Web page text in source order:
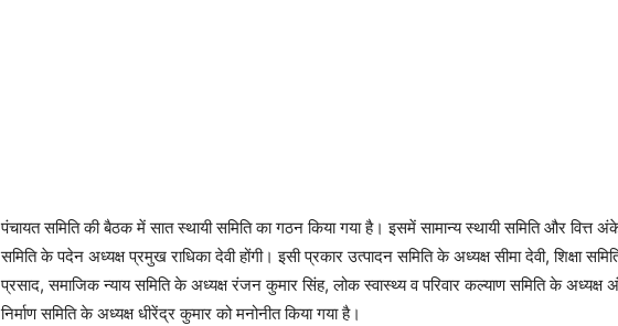
पंचायत समिति की बैठक में सात स्थायी समिति का गठन किया गया है। इसमें सामान्य स्थायी समिति और वित्त
समिति के पदेन अध्यक्ष प्रमुख राधिका देवी होंगी। इसी प्रकार उत्पादन समिति के अध्यक्ष सीमा देवी, शिक्षा
प्रसाद, समाजिक न्याय समिति के अध्यक्ष रंजन कुमार सिंह, लोक स्वास्थ्य व परिवार कल्याण समिति के अध्यक्ष
निर्माण समिति के अध्यक्ष धीरेंद्र कुमार को मनोनीत किया गया है।